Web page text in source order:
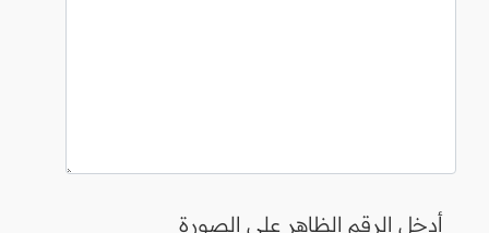
أدخل الرقم الظاهر على الصورة